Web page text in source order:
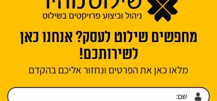
מחפשים שילוט לעסק? אנחנו כאן
לשירותכם!
מלאו כאן את הפרטים ונחזור אליכם בהקדם